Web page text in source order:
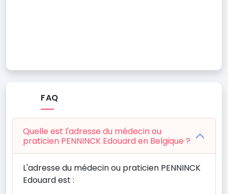
FAQ
Quelle est l'adresse du médecin ou
praticien PENNINCK Edouard en Belgique ?
L'adresse du médecin ou praticien PENNINCK
Edouard est :